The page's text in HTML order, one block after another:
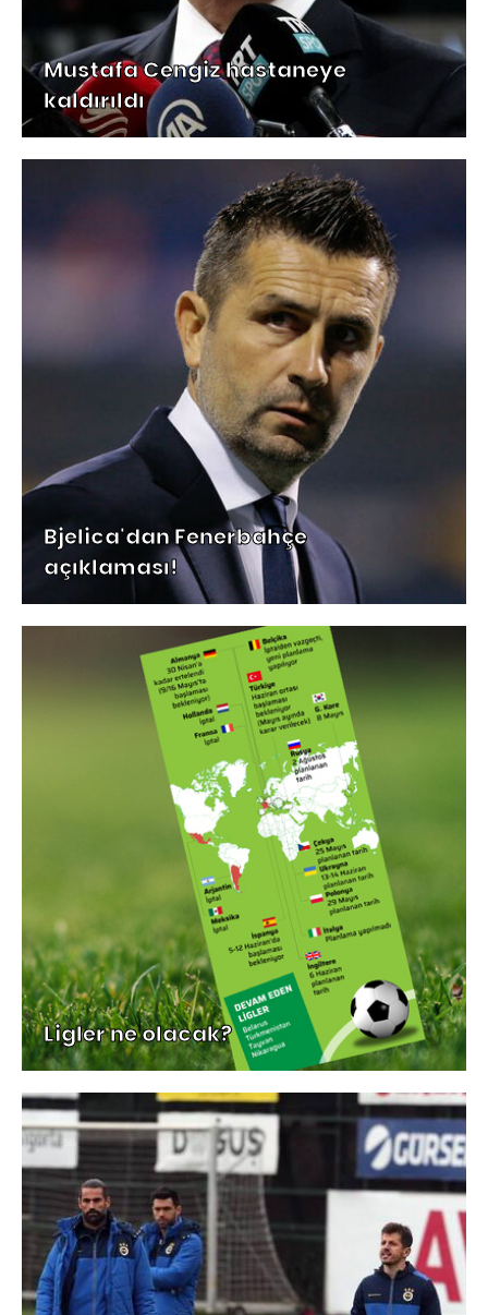
Mustafa Cengiz hastaneye
kaldırıldı
Bjelica'dan Fenerbahçe
açıklaması!
Ligler ne olacak?